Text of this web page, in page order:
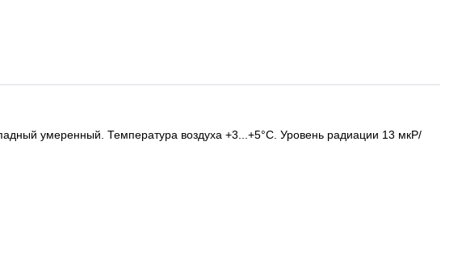
умеренный. Температура воздуха +3...+5°C. Уровень радиации 13 мкР/